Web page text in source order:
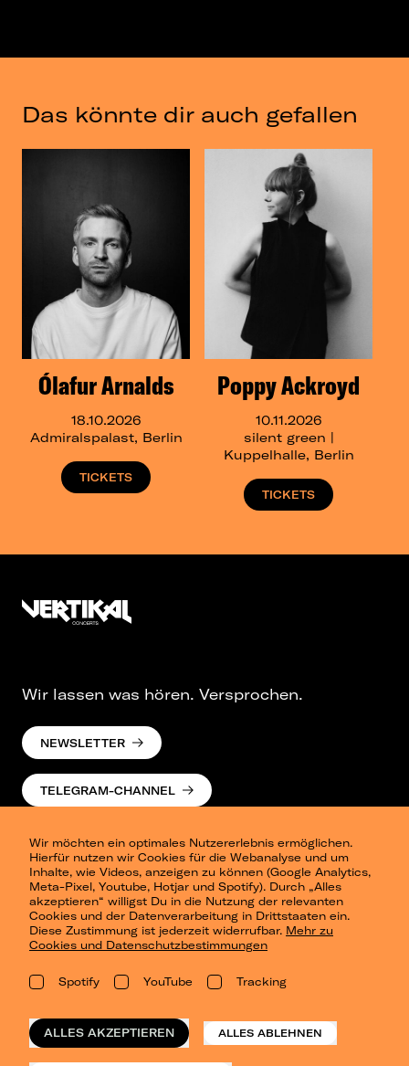
Das könnte dir auch gefallen
Ólafur Arnalds
18.10.2026
Admiralspalast, Berlin
TICKETS
Poppy Ackroyd
10.11.2026
silent green |
Kuppelhalle, Berlin
TICKETS
Wir möchten ein optimales Nutzererlebnis ermöglichen.
Hierfür nutzen wir Cookies für die Webanalyse und um
Inhalte, wie Videos, anzeigen zu können (Google Analytics,
Meta-Pixel, Youtube, Hotjar und Spotify). Durch „Alles
akzeptieren“ willigst Du in die Nutzung der relevanten
Cookies und der Datenverarbeitung in Drittstaaten ein.
Diese Zustimmung ist jederzeit widerrufbar. Mehr zu
Cookies und Datenschutzbestimmungen
Spotify YouTube Tracking
ALLES AKZEPTIEREN ALLES ABLEHNEN
Wir lassen was hören. Versprochen.
NEWSLETTER
TELEGRAM-CHANNEL
Presse
Berlin
Dresden
Leipzig
Konzertsommer Petersberg
Vergangene Shows
o_team
Datenschutz